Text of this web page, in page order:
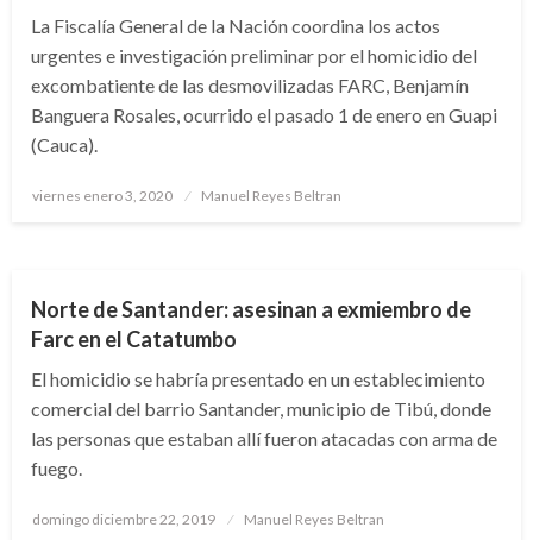
La Fiscalía General de la Nación coordina los actos
urgentes e investigación preliminar por el homicidio del
excombatiente de las desmovilizadas FARC, Benjamín
Banguera Rosales, ocurrido el pasado 1 de enero en Guapi
(Cauca).
Publicado
viernes enero 3, 2020 Manuel Reyes Beltran
Norte de Santander: asesinan a exmiembro de
Farc en el Catatumbo
El homicidio se habría presentado en un establecimiento
comercial del barrio Santander, municipio de Tibú, donde
las personas que estaban allí fueron atacadas con arma de
fuego.
Publicado
domingo diciembre 22, 2019 Manuel Reyes Beltran